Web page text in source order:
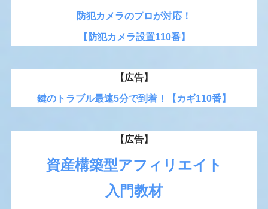
防犯カメラのプロが対応！
【防犯カメラ設置110番】
【広告】
鍵のトラブル最速5分で到着！【カギ110番】
【広告】
資産構築型アフィリエイト
入門教材